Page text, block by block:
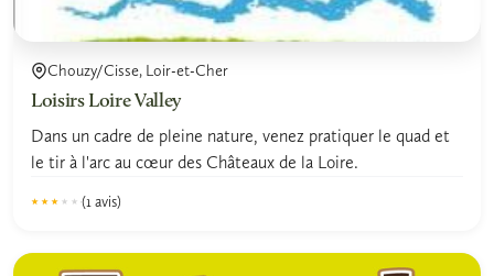
Chouzy/Cisse, Loir-et-Cher
Loisirs Loire Valley
Dans un cadre de pleine nature, venez pratiquer le quad et
le tir à l'arc au cœur des Châteaux de la Loire.
★★★★★
★★★★★ (1 avis)